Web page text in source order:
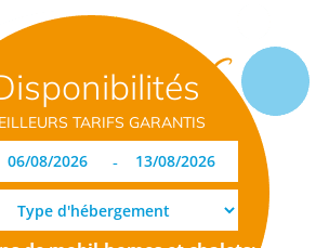
TARIFS GARANTIS
-